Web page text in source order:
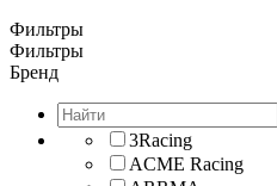
Фильтры
Фильтры
Бренд
3Racing
ACME Racing